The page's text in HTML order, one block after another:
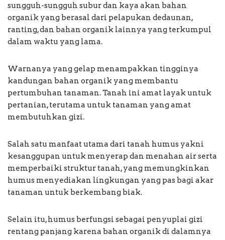
sungguh-sungguh subur dan kaya akan bahan
organik yang berasal dari pelapukan dedaunan,
ranting, dan bahan organik lainnya yang terkumpul
dalam waktu yang lama.
Warnanya yang gelap menampakkan tingginya
kandungan bahan organik yang membantu
pertumbuhan tanaman. Tanah ini amat layak untuk
pertanian, terutama untuk tanaman yang amat
membutuhkan gizi.
Salah satu manfaat utama dari tanah humus yakni
kesanggupan untuk menyerap dan menahan air serta
memperbaiki struktur tanah, yang memungkinkan
humus menyediakan lingkungan yang pas bagi akar
tanaman untuk berkembang biak.
Selain itu, humus berfungsi sebagai penyuplai gizi
rentang panjang karena bahan organik di dalamnya